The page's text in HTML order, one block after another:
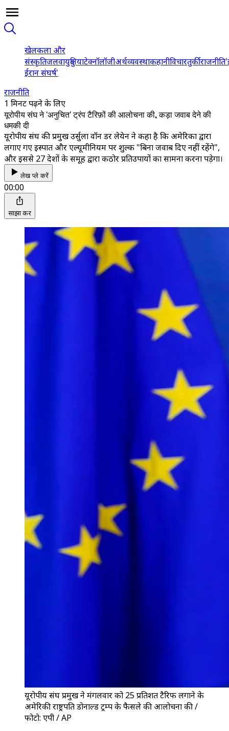
खेलकला और
संस्कृतिजलवायुदुनियाटेक्नॉलॉजीअर्थव्यवस्थाकहानीविचारतुर्कीराजनीति
ईरान संघर्ष'
राजनीति
1 मिनट पढ़ने के लिए
यूरोपीय संघ ने 'अनुचित' ट्रंप टैरिफ़ों की आलोचना की, कड़ा जवाब देने की
धमकी दी
यूरोपीय संघ की प्रमुख उर्सुला वॉन डर लेयेन ने कहा है कि अमेरिका द्वारा
लगाए गए इस्पात और एल्यूमीनियम पर शुल्क "बिना जवाब दिए नहीं रहेंगे",
और इससे 27 देशों के समूह द्वारा कठोर प्रतिउपायों का सामना करना पड़ेगा।
लेख प्ले करें
00:00
साझा करें
यूरोपीय संघ प्रमुख ने मंगलवार को 25 प्रतिशत टैरिफ लगाने के
अमेरिकी राष्ट्रपति डोनाल्ड ट्रम्प के फैसले की आलोचना की /
फोटो: एपी / AP